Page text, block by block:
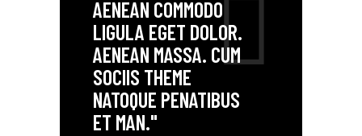
AENEAN COMMODO
LIGULA EGET DOLOR.
AENEAN MASSA. CUM
SOCIIS THEME
NATOQUE PENATIBUS
ET MAN."